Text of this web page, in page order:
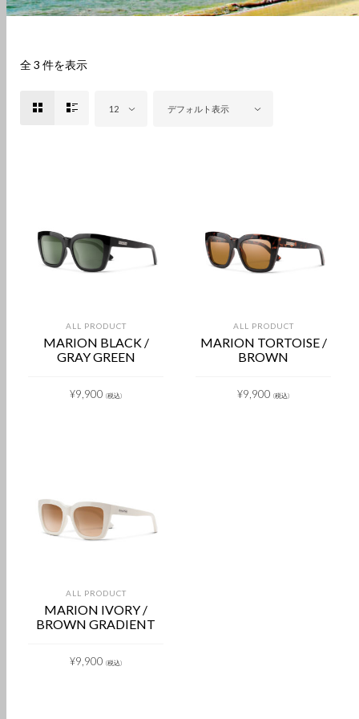
全 3 件を表示
12 デフォルト表示
ALL PRODUCT
MARION BLACK /
GRAY GREEN
¥9,900 (税込)
ALL PRODUCT
MARION TORTOISE /
BROWN
¥9,900 (税込)
ALL PRODUCT
MARION IVORY /
BROWN GRADIENT
¥9,900 (税込)